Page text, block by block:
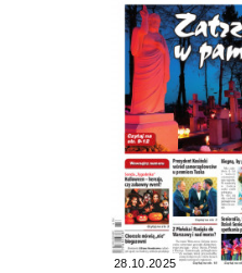
28.10.2025